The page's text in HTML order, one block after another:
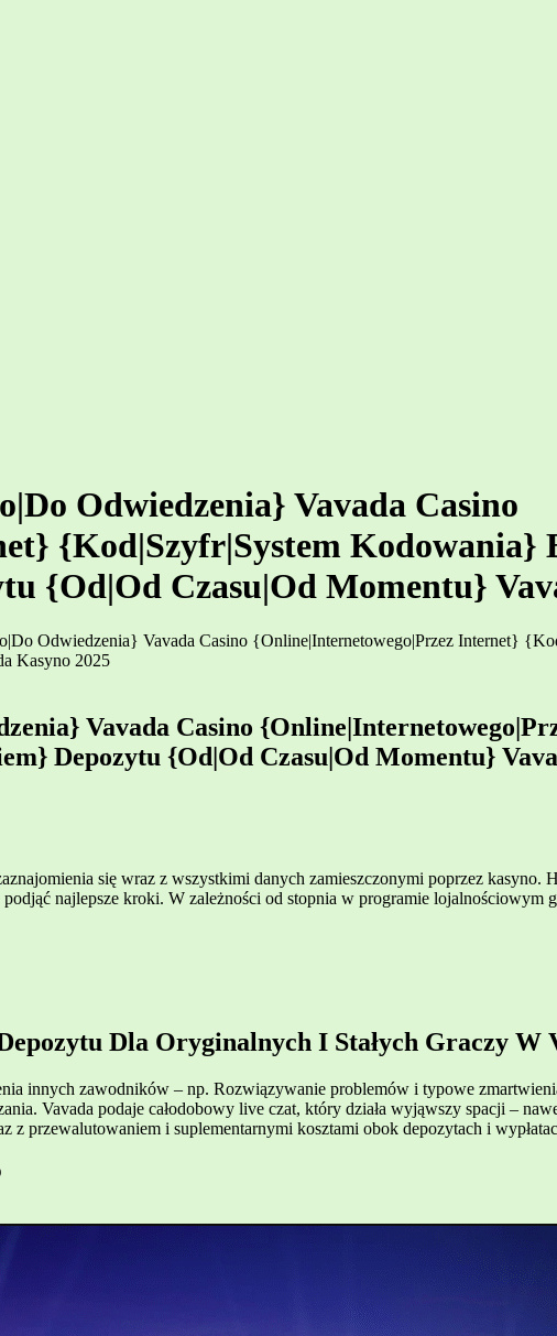
Odwiedzenia} Vavada Casino
{Kod|Szyfr|System Kodowania}
{Od|Od Czasu|Od Momentu}
Odwiedzenia} Vavada Casino {Online|Internetowego|Przez Internet}
Kasyno 2025
Vavada Casino
Depozytu {Od|Od Czasu|Od Momentu}
się wraz z wszystkimi danych zamieszczonymi poprzez kasyno.
najlepsze kroki. W zależności od stopnia w programie lojalnościowym
Dla Oryginalnych I Stałych Graczy W
innych zawodników – np. Rozwiązywanie problemów i typowe
Vavada podaje całodobowy live czat, który działa wyjąwszy spacji –
przewalutowaniem i suplementarnymi kosztami obok depozytach i